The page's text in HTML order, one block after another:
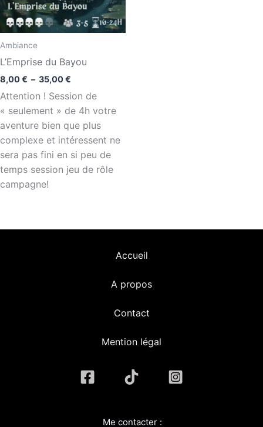
Ambiance
L’Emprise du Bayou
8,00€ – 35,00€
Attention ! Session de
« seulement » de 4h votre
aventure bien que plus
complexe et intéressent ne
sera pas fini en si peu de
temps session jeu de rôle
campagne!
Accueil
A propos
Contact
Mention légal
Me contacter :